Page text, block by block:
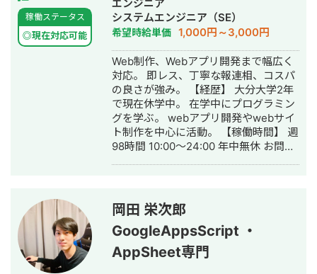
稼働ステータス
◎現在対応可能
ジ制作・作成
エンジニア
システムエンジニア（SE）
希望時給単価 1,000円～3,000円
Web制作、Webアプリ開発まで幅広く
対応。 即レス、丁寧な報連相、コスパ
の良さが強み。 【経歴】 大分大学2年
で現在休学中。 在学中にプログラミン
グを学ぶ。 webアプリ開発やwebサイ
ト制作を中心に活動。 【稼働時間】 週
98時間 10:00～24:00 年中無休 お問い
岡田 栄次郎
GoogleAppsScript ・
AppSheet専門